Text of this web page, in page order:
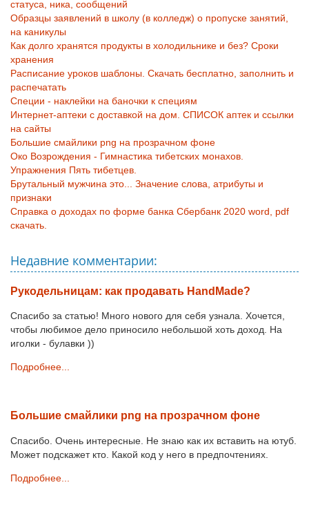
статуса, ника, сообщений
Образцы заявлений в школу (в колледж) о пропуске занятий,
на каникулы
Как долго хранятся продукты в холодильнике и без? Сроки
хранения
Расписание уроков шаблоны. Скачать бесплатно, заполнить и
распечатать
Специи - наклейки на баночки к специям
Интернет-аптеки с доставкой на дом. СПИСОК аптек и ссылки
на сайты
Большие смайлики png на прозрачном фоне
Око Возрождения - Гимнастика тибетских монахов.
Упражнения Пять тибетцев.
Брутальный мужчина это... Значение слова, атрибуты и
признаки
Справка о доходах по форме банка Сбербанк 2020 word, pdf
скачать.
Недавние комментарии:
Рукодельницам: как продавать HandMade?
Спасибо за статью! Много нового для себя узнала. Хочется,
чтобы любимое дело приносило небольшой хоть доход. На
иголки - булавки ))
Подробнее...
Большие смайлики png на прозрачном фоне
Спасибо. Очень интересные. Не знаю как их вставить на ютуб.
Может подскажет кто. Какой код у него в предпочтениях.
Подробнее...